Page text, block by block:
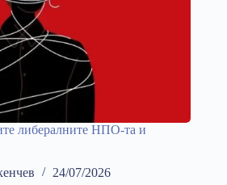
либералните НПО-та и
24/07/2026